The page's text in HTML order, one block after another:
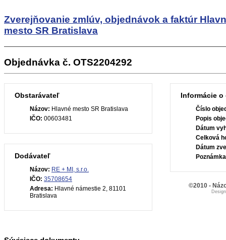
Zverejňovanie zmlúv, objednávok a faktúr
mesto SR Bratislava
Objednávka č. OTS2204292
Obstarávateľ
Názov: Hlavné mesto SR Bratislava
IČO: 00603481
Dodávateľ
Názov: RE + MI, s.r.o.
IČO: 35708654
Adresa: Hlavné námestie 2, 81101
Bratislava
Informácie
Číslo
Popis
Dátum
Celková
Dátum
©2010 -